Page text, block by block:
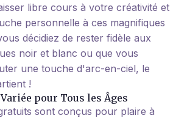
libre cours à votre créativité et
personnelle à ces magnifiques
décidiez de rester fidèle aux
noir et blanc ou que vous
une touche d'arc-en-ciel, le
!
pour Tous les Âges
sont conçus pour plaire à